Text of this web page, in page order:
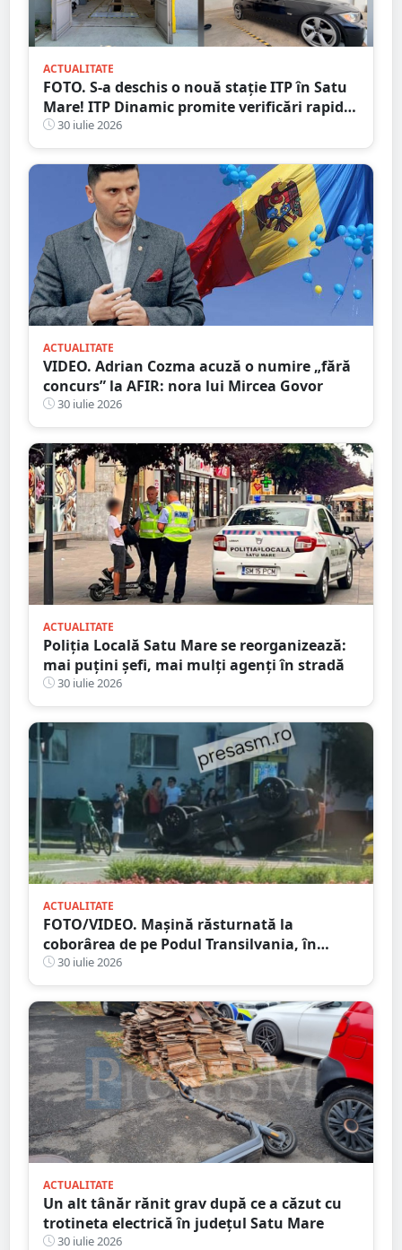
ACTUALITATE
FOTO. S-a deschis o nouă stație ITP în Satu
Mare! ITP Dinamic promite verificări rapide
și servicii de calitate
30 iulie 2026
ACTUALITATE
VIDEO. Adrian Cozma acuză o numire „fără
concurs” la AFIR: nora lui Mircea Govor
30 iulie 2026
ACTUALITATE
Poliția Locală Satu Mare se reorganizează:
mai puțini șefi, mai mulți agenți în stradă
30 iulie 2026
ACTUALITATE
FOTO/VIDEO. Mașină răsturnată la
coborârea de pe Podul Transilvania, în
municipiul Satu Mare
30 iulie 2026
ACTUALITATE
Un alt tânăr rănit grav după ce a căzut cu
trotineta electrică în județul Satu Mare
30 iulie 2026